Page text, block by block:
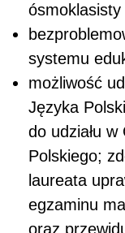
systemu
możliwość
Języka
do udziału
Polskiego;
laureata
egzaminu
oraz